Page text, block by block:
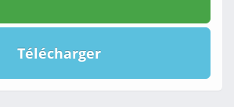
Télécharger